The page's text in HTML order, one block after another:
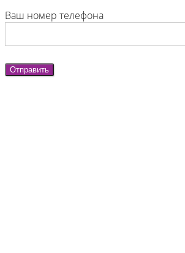
Ваш номер телефона
Отправить